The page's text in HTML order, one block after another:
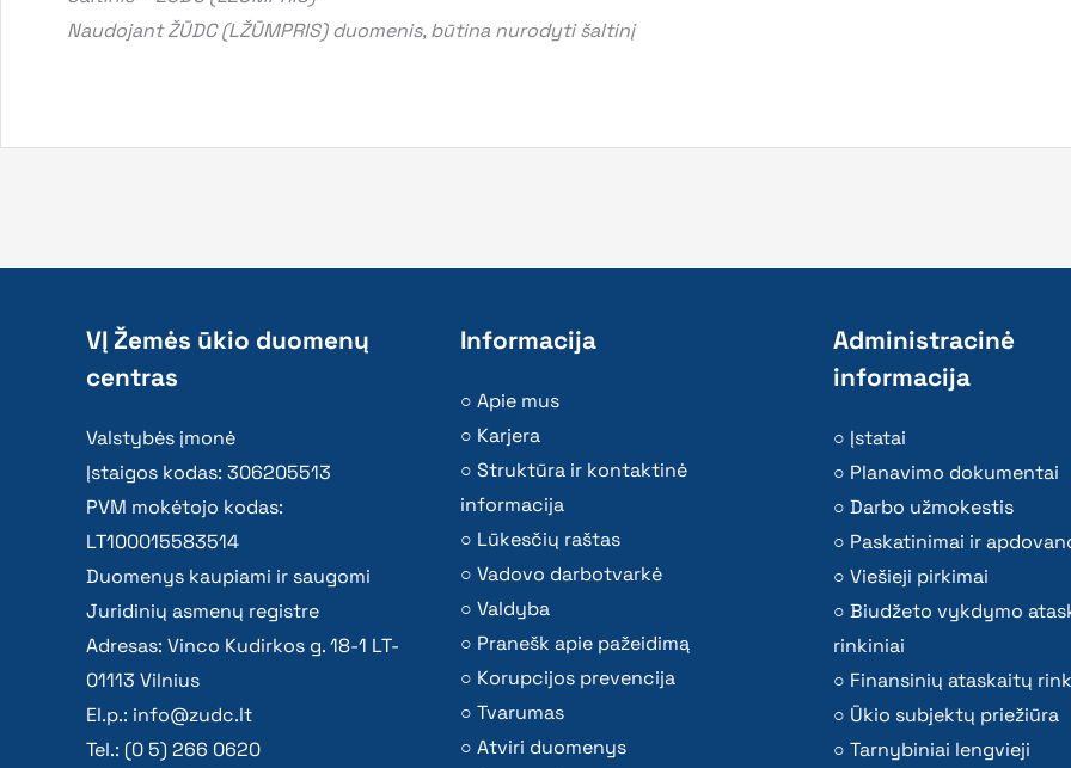
Naudojant ŽŪDC (LŽŪMPRIS) duomenis, būtina nurodyti šaltinį
VĮ Žemės ūkio duomenų
centras
Valstybės įmonė
Įstaigos kodas: 306205513
PVM mokėtojo kodas:
LT100015583514
Duomenys kaupiami ir saugomi
Juridinių asmenų registre
Adresas: Vinco Kudirkos g. 18-1 LT-
01113 Vilnius
El.p.: info@zudc.lt
Tel.: (0 5) 266 0620
Informacija
Apie mus
Karjera
Struktūra ir kontaktinė
informacija
Lūkesčių raštas
Vadovo darbotvarkė
Valdyba
Pranešk apie pažeidimą
Korupcijos prevencija
Tvarumas
Atviri duomenys
Administracinė
informacija
Įstatai
Planavimo dokumentai
Darbo užmokestis
Paskatinimai ir
Viešieji pirkimai
Biudžeto vykdymo
rinkiniai
Finansinių ataskaitų
Ūkio subjektų priežiūra
Tarnybiniai lengvieji